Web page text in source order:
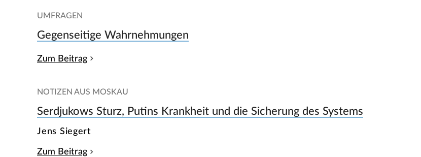
UMFRAGEN
Gegenseitige Wahrnehmungen
Zum Beitrag
NOTIZEN AUS MOSKAU
Serdjukows Sturz, Putins Krankheit und die Sicherung des Systems
Jens Siegert
Zum Beitrag